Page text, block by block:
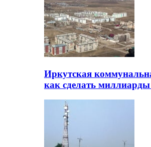
Иркутская
как сделать миллиарды